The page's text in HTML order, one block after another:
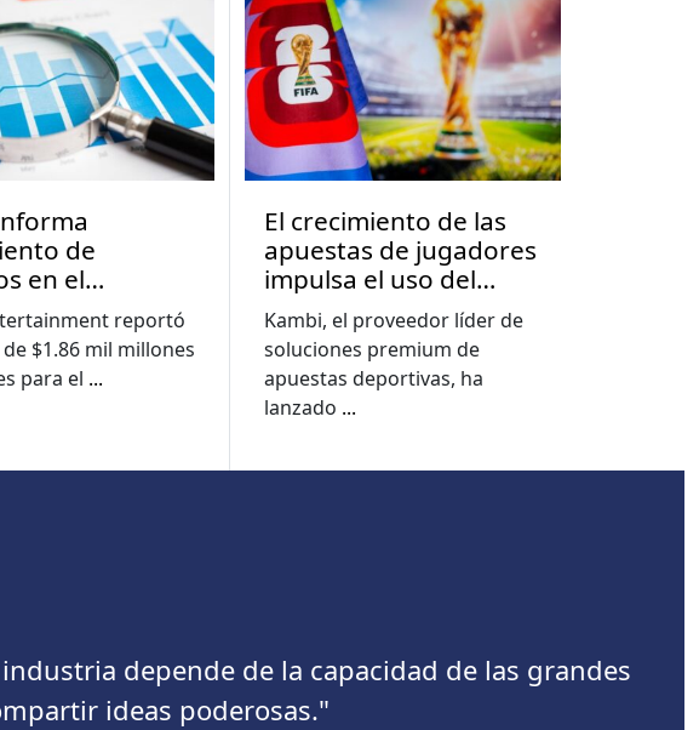
de
en el
trimestre a
que las
digitales se
reportó
$1.86 mil millones
para el ...
El crecimiento de las
apuestas de jugadores
impulsa el uso del
constructor de
apuestas a nuevos
niveles, muestra el
informe de la Copa del
Mundo de Kambi
Kambi, el proveedor líder de
soluciones premium de
apuestas deportivas, ha
lanzado ...
depende de la capacidad de las grandes
ideas poderosas."